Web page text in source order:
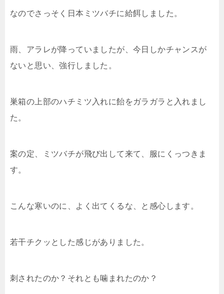
なのでさっそく日本ミツバチに給餌しました。
雨、アラレが降っていましたが、今日しかチャンスが
ないと思い、強行しました。
巣箱の上部のハチミツ入れに飴をガラガラと入れまし
た。
案の定、ミツバチが飛び出して来て、服にくっつきま
す。
こんな寒いのに、よく出てくるな、と感心します。
若干チクッとした感じがありました。
刺されたのか？それとも噛まれたのか？